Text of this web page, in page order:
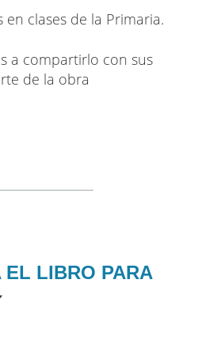
en clases de la Primaria.
a compartirlo con sus
de la obra
EL LIBRO PARA